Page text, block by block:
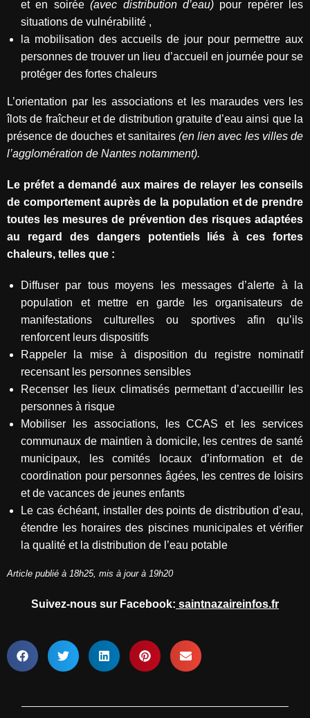
et en soirée(avec distribution d’eau) pour repérer les
situations de vulnérabilité ,
la mobilisation des accueils de jour pour permettre aux
personnes de trouver un lieu d’accueil en journée pour se
protéger des fortes chaleurs
L’orientation par les associations et les maraudes vers les
îlots de fraîcheur et de distribution gratuite d’eau ainsi que la
présence de douches et sanitaires (en lien avec les villes de
l’agglomération de Nantes notamment).
Le préfet a demandé aux maires de relayer les conseils
de comportement auprès de la population et de prendre
toutes les mesures de prévention des risques adaptées
au regard des dangers potentiels liés à ces fortes
chaleurs, telles que :
Diffuser par tous moyens les messages d’alerte à la
population et mettre en garde les organisateurs de
manifestations culturelles ou sportives afin qu’ils
renforcent leurs dispositifs
Rappeler la mise à disposition du registre nominatif
recensant les personnes sensibles
Recenser les lieux climatisés permettant d’accueillir les
personnes à risque
Mobiliser les associations, les CCAS et les services
communaux de maintien à domicile, les centres de santé
municipaux, les comités locaux d’information et de
coordination pour personnes âgées, les centres de loisirs
et de vacances de jeunes enfants
Le cas échéant, installer des points de distribution d’eau,
étendre les horaires des piscines municipales et vérifier
la qualité et la distribution de l’eau potable
Article publié à 18h25, mis à jour à 19h20
Suivez-nous sur Facebook: saintnazaireinfos.fr